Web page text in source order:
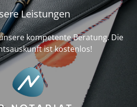
Leistungen
kompetente Beratung. Die
ist kostenlos!